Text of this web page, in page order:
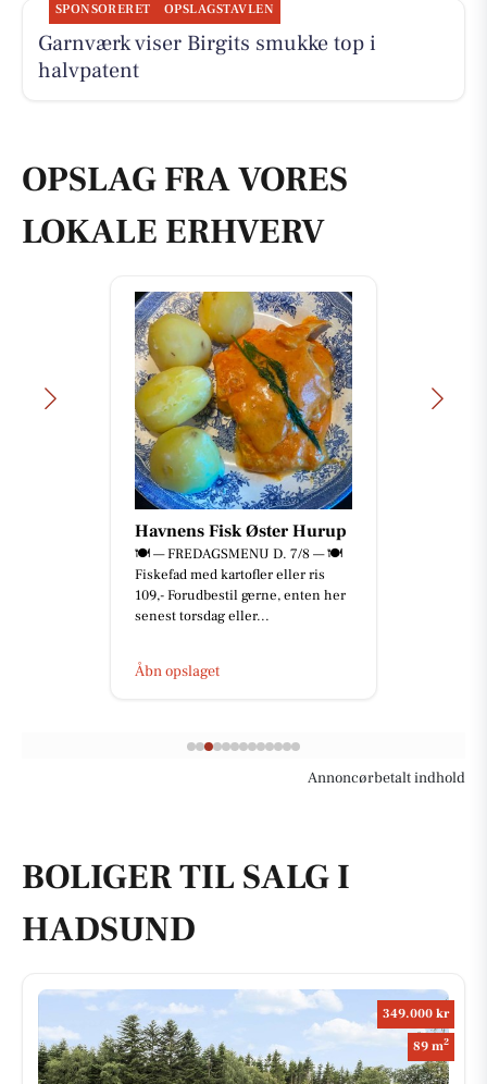
SPONSORERET OPSLAGSTAVLEN
Garnværk viser Birgits smukke top i
halvpatent
OPSLAG FRA VORES
LOKALE ERHVERV
Havnens Fisk Øster Hurup
🍽️ — FREDAGSMENU D. 7/8 — 🍽️
Fiskefad med kartofler eller ris
109,- Forudbestil gerne, enten her
senest torsdag eller...
Åbn opslaget
Annoncørbetalt indhold
BOLIGER TIL SALG I
HADSUND
349.000 kr
89 m2